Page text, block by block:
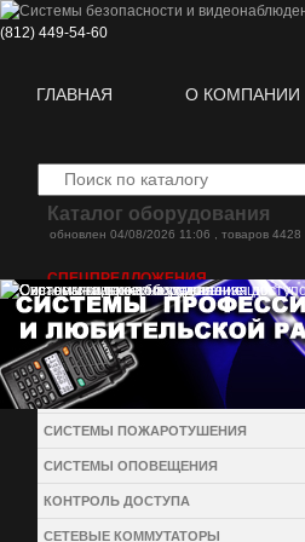
(812) 449-54-60
ГЛАВНАЯ О КОМПАНИИ
Каталог оборудования
oбновлен 04/08/2026 11:06 , товаров 4428
СПЕЦПРЕДЛОЖЕНИЯ
НОВИНКИ
ВИДЕОНАБЛЮДЕНИЕ
ОХРАННО-ПОЖАРНАЯ СИГНАЛИЗАЦИЯ
СИСТЕМЫ ПОЖАРОТУШЕНИЯ
СИСТЕМЫ ОПОВЕЩЕНИЯ
КОНТРОЛЬ ДОСТУПА
СЕТЕВЫЕ КОММУТАТОРЫ